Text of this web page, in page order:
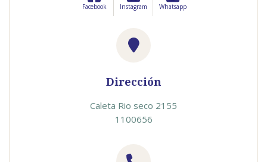
Facebook Instagram Whatsapp
Dirección
Caleta Rio seco 2155
1100656